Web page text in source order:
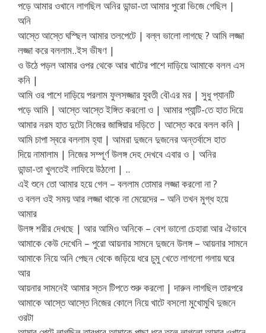
পড়ে আমার ওখানে লাগছিল অনির ডান্ডা-তা আমার পুরো ভিজে গেছিল |
অনি
আস্তে আস্তে ঘস্ছিল আমার তলপেটে | বল্ল ভালো লাগছে ? আমি লজ্জা
লজ্জা করে বললাম..ইস ভীষণ |
ও উঠে পড়ল আমার ওপর থেকে আর খাটের পাশে দাড়িয়ে আমাকে বলল এস
কনি |
আমি ওর পাশে দাড়িয়ে পরলাম ফুলসজ্জার যুবতী বৌএর মর | সুধু প্যানটি
পড়ে আমি | আস্তে আস্তে ইঙ্গিত করলো ও | আমার প্যান্টি-তে হাত দিয়ে
আমার নরম হাত দুটো নিজের জাঙ্গিয়ার দড়িতে | আস্তে করে বলল কনি |
আমি চাপা স্বরে বললাম হ্যা | আমরা দুজনে দুজনের অন্তর্বাসে হাত
দিয়ে নামালাম | নিজের সম্পূর্ণ উলঙ্গ দেহ দেখবে এবার ও | অনির
ডান্ডা-তা খুলতেই লাফিয়ে উঠলো | ..
এই শুনে তো আমার হয়ে গেল – বললাম তোমার লজ্জা করলো না ?
ও বলল ওই সময় আর লজ্জা থাকে না মেয়েদের – অনি তখন মুগ্ধ হয়ে
আমার
উলঙ্গ শরীর দেখছে | আর আমিও অনিকে – বেশ ভালো চেহারা আর ঐভাবে
আমাকে কেউ দেখেনি – পুরো আয়নার সামনে দুজনে উলঙ্গ – আয়নার সামনে
আমাকে নিয়ে অনি পেছন থেকে জড়িয়ে ধরে চুমু খেতে লাগলো গলায় ঘরে
আর
আয়নার সামনেই আমার স্তন টিপতে শুরু করলো | দারুন লাগছিল তারপরে
আমাকে আস্তে আস্তে নিজের কোলে নিয়ে খাটে বসলো মুখোমুখি দুজনে
ওরটা